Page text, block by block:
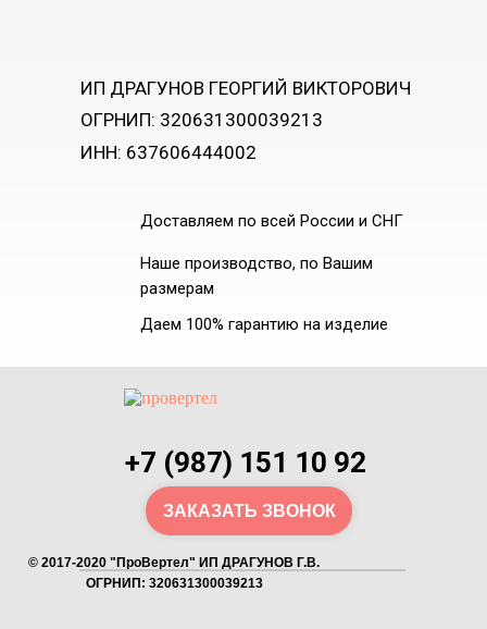
Доставляем по всей России и СНГ
Наше производство, по Вашим
размерам
Даем 100% гарантию на изделие
ИНН: 637606444002
ОГРНИП: 320631300039213
ИП ДРАГУНОВ ГЕОРГИЙ ВИКТОРОВИЧ
+7 (987) 151 10 92
ЗАКАЗАТЬ ЗВОНОК
© 2017-2020 "ПроВертел" ИП ДРАГУНОВ Г.В.
ОГРНИП: 320631300039213